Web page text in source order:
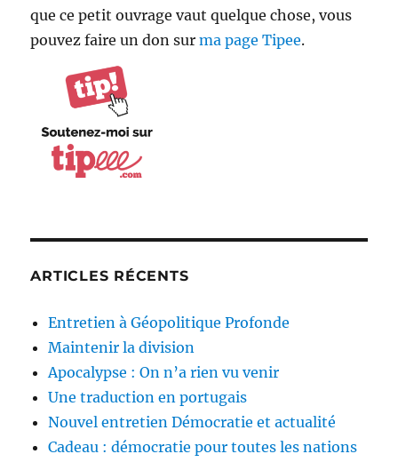
que ce petit ouvrage vaut quelque chose, vous
pouvez faire un don surma page Tipee.
ARTICLES RÉCENTS
Entretien à Géopolitique Profonde
Maintenir la division
Apocalypse : On n’a rien vu venir
Une traduction en portugais
Nouvel entretien Démocratie et actualité
Cadeau : démocratie pour toutes les nations